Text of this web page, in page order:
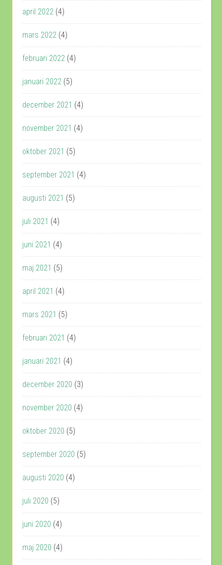
april 2022 (4)
mars 2022 (4)
februari 2022 (4)
januari 2022 (5)
december 2021 (4)
november 2021 (4)
oktober 2021 (5)
september 2021 (4)
augusti 2021 (5)
juli 2021 (4)
juni 2021 (4)
maj 2021 (5)
april 2021 (4)
mars 2021 (5)
februari 2021 (4)
januari 2021 (4)
december 2020 (3)
november 2020 (4)
oktober 2020 (5)
september 2020 (5)
augusti 2020 (4)
juli 2020 (5)
juni 2020 (4)
maj 2020 (4)